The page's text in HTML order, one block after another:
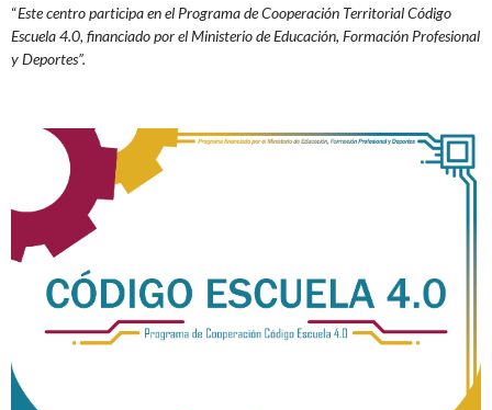
“Este centro participa en el Programa de Cooperación Territorial Código
Escuela 4.0, financiado por el Ministerio de Educación, Formación Profesional
y Deportes”.